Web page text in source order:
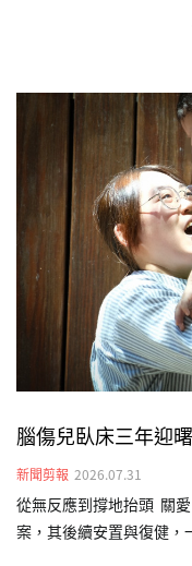
人前來致上敬意
國軍禮。最後，
式永留在這塊他
跨國人口流動已
腦傷兒臥床三年迎
新聞剪報 2026.07.31
從無反應到撐地抬頭 關
案，其後續安置與復健，